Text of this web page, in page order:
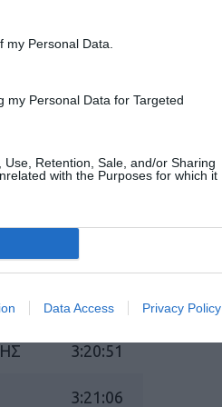
Personal Data.
my Personal Data for Targeted
Retention, Sale, and/or Sharing
with the Purposes for which it
Data Access Privacy Policy
3:12:16
3:17:40
3:18:19
3:20:51
3:21:06